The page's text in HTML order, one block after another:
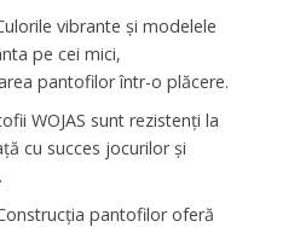
vibrante și modelele
pe cei mici,
pantofilor într-o plăcere.
WOJAS sunt rezistenți la
cu succes jocurilor și
pantofilor oferă